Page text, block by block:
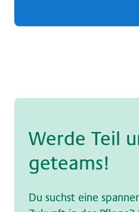
Wer­de Teil
ge­teams!
Du suchst eine